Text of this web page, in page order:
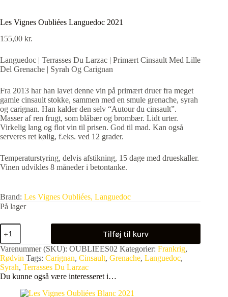
Les Vignes Oubliées Languedoc 2021
155,00 kr.
Languedoc | Terrasses Du Larzac | Primært Cinsault Med Lille
Del Grenache | Syrah Og Carignan
Fra 2013 har han lavet denne vin på primært druer fra meget
gamle cinsault stokke, sammen med en smule grenache, syrah
og carignan. Han kalder den selv “Autour du cinsault”.
Masser af ren frugt, som blåbær og brombær. Lidt urter.
Virkelig lang og flot vin til prisen. God til mad. Kan også
serveres ret kølig, f.eks. ved 12 grader.
Temperaturstyring, delvis afstikning, 15 dage med drueskaller.
Vinen udvikles 8 måneder i betontanke.
Brand: Les Vignes Oubliées, Languedoc
På lager
Les
Vignes Oubliées
Languedoc
2021
antal
Tilføj til kurv
Varenummer (SKU): OUBLIEES02 Kategorier: Frankrig,
Rødvin Tags: Carignan, Cinsault, Grenache, Languedoc,
Syrah, Terrasses Du Larzac
Du kunne også være interesseret i…